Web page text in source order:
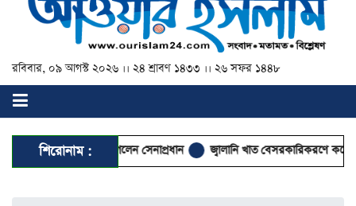
রবিবার, ০৯ আগস্ট ২০২৬ ।। ২৪ শ্রাবণ ১৪৩৩ ।। ২৬ সফর ১৪৪৮
শিরোনাম :
আবেই সফরে গেলেন সেনাপ্রধান জ্বালানি খাত বেসরকারিকরণে কর্পোরেট